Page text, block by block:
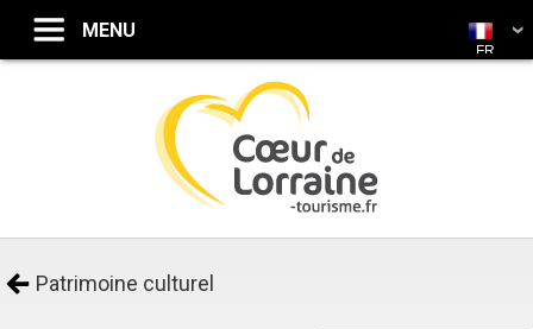
Patrimoine culturel
FR